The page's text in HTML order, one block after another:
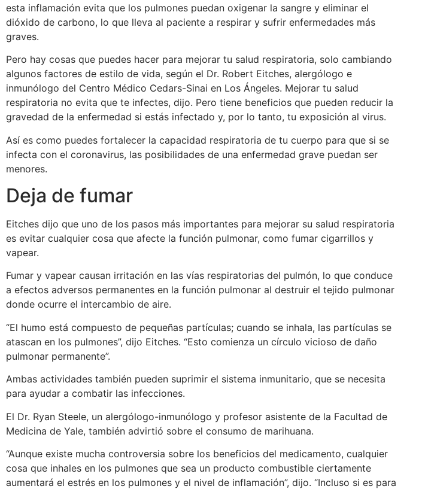
esta inflamación evita que los pulmones puedan oxigenar la sangre y eliminar el
dióxido de carbono, lo que lleva al paciente a respirar y sufrir enfermedades más
graves.
Pero hay cosas que puedes hacer para mejorar tu salud respiratoria, solo cambiando
algunos factores de estilo de vida, según el Dr. Robert Eitches, alergólogo e
inmunólogo del Centro Médico Cedars-Sinai en Los Ángeles. Mejorar tu salud
respiratoria no evita que te infectes, dijo. Pero tiene beneficios que pueden reducir la
gravedad de la enfermedad si estás infectado y, por lo tanto, tu exposición al virus.
Así es como puedes fortalecer la capacidad respiratoria de tu cuerpo para que si se
infecta con el coronavirus, las posibilidades de una enfermedad grave puedan ser
menores.
Deja de fumar
Eitches dijo que uno de los pasos más importantes para mejorar su salud respiratoria
es evitar cualquier cosa que afecte la función pulmonar, como fumar cigarrillos y
vapear.
Fumar y vapear causan irritación en las vías respiratorias del pulmón, lo que conduce
a efectos adversos permanentes en la función pulmonar al destruir el tejido pulmonar
donde ocurre el intercambio de aire.
“El humo está compuesto de pequeñas partículas; cuando se inhala, las partículas se
atascan en los pulmones”, dijo Eitches. “Esto comienza un círculo vicioso de daño
pulmonar permanente”.
Ambas actividades también pueden suprimir el sistema inmunitario, que se necesita
para ayudar a combatir las infecciones.
El Dr. Ryan Steele, un alergólogo-inmunólogo y profesor asistente de la Facultad de
Medicina de Yale, también advirtió sobre el consumo de marihuana.
“Aunque existe mucha controversia sobre los beneficios del medicamento, cualquier
cosa que inhales en los pulmones que sea un producto combustible ciertamente
aumentará el estrés en los pulmones y el nivel de inflamación”, dijo. “Incluso si es para